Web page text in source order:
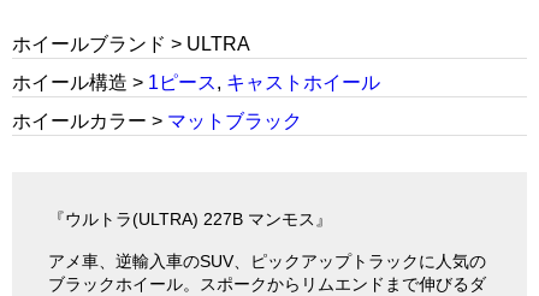
ホイールブランド > ULTRA
ホイール構造 > 1ピース, キャストホイール
ホイールカラー > マットブラック
『ウルトラ(ULTRA) 227B マンモス』
アメ車、逆輸入車のSUV、ピックアップトラックに人気の
ブラックホイール。スポークからリムエンドまで伸びるダ